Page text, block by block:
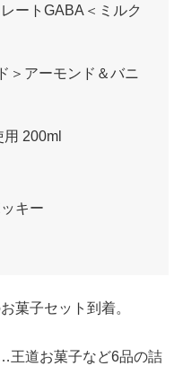
ートGABA＜ミルク
＞アーモンド＆バニ
200ml
キー
菓子セット到着。
王道お菓子など6品の詰